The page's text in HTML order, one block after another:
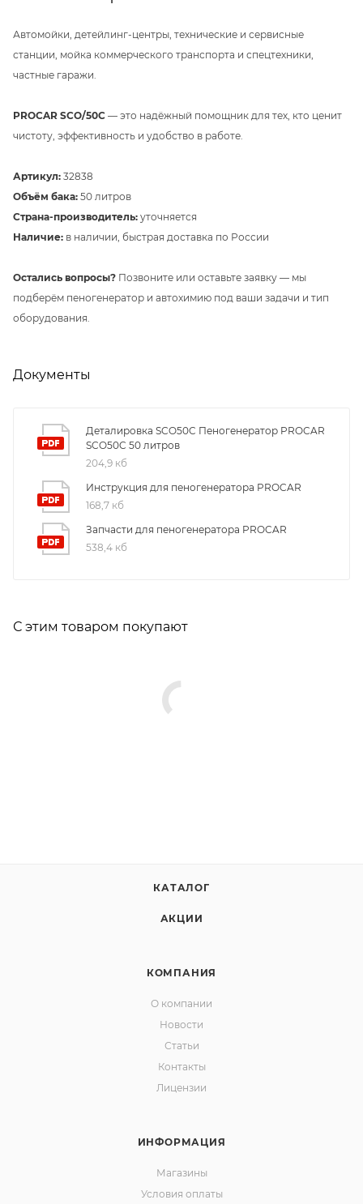
Автомойки, детейлинг-центры, технические и сервисные
станции, мойка коммерческого транспорта и спецтехники,
частные гаражи.
PROCAR SCO/50C — это надёжный помощник для тех, кто ценит
чистоту, эффективность и удобство в работе.
Артикул: 32838
Объём бака: 50 литров
Страна-производитель: уточняется
Наличие: в наличии, быстрая доставка по России
Остались вопросы? Позвоните или оставьте заявку — мы
подберём пеногенератор и автохимию под ваши задачи и тип
оборудования.
Документы
Деталировка SCO50C Пеногенератор PROCAR
SCO50C 50 литров
204,9 кб
Инструкция для пеногенератора PROCAR
168,7 кб
Запчасти для пеногенератора PROCAR
538,4 кб
С этим товаром покупают
КАТАЛОГ
АКЦИИ
КОМПАНИЯ
О компании
Новости
Статьи
Контакты
Лицензии
ИНФОРМАЦИЯ
Магазины
Условия оплаты